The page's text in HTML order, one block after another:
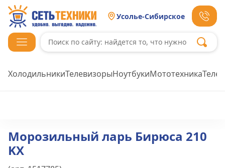
Усолье-Сибирское
ХолодильникиТелевизорыНоутбукиМототехника
Морозильный ларь Бирюса 210
KX